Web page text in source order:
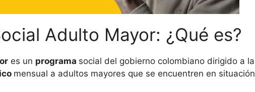
Adulto Mayor: ¿Qué es?
es un programa social del gobierno colombiano dirigido a la
mensual a adultos mayores que se encuentren en situación